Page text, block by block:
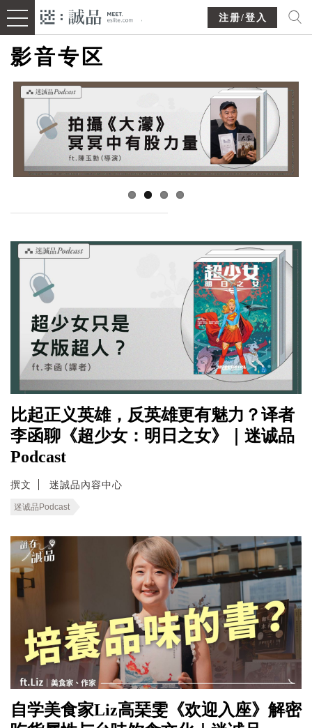
注册/登入
影音专区
比起正义英雄，反英雄更有魅力？译者
李函聊《超少女：明日之女》｜迷诚品
Podcast
撰文 迷誠品內容中心
迷诚品Podcast
自学美食家Liz高琹雯《欢迎入座》解密